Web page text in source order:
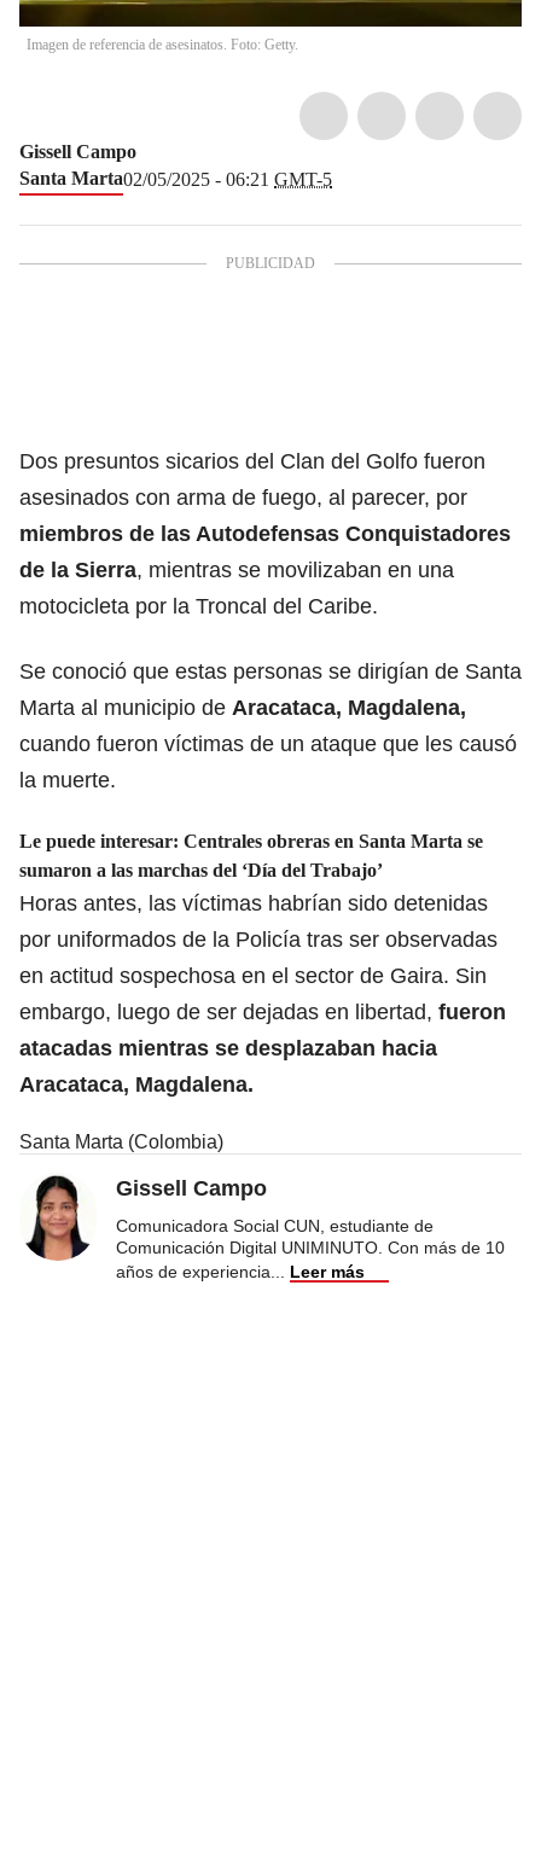
Imagen de referencia de asesinatos. Foto: Getty.
Gissell Campo
Santa Marta02/05/2025 - 06:21 GMT-5
Dos presuntos sicarios del Clan del Golfo fueron
asesinados con arma de fuego, al parecer, por
miembros de las Autodefensas Conquistadores
de la Sierra, mientras se movilizaban en una
motocicleta por la Troncal del Caribe.
Se conoció que estas personas se dirigían de Santa
Marta al municipio de Aracataca, Magdalena,
cuando fueron víctimas de un ataque que les causó
la muerte.
Le puede interesar: Centrales obreras en Santa Marta se
sumaron a las marchas del ‘Día del Trabajo’
Horas antes, las víctimas habrían sido detenidas
por uniformados de la Policía tras ser observadas
en actitud sospechosa en el sector de Gaira. Sin
embargo, luego de ser dejadas en libertad, fueron
atacadas mientras se desplazaban hacia
Aracataca, Magdalena.
Santa Marta (Colombia)
Gissell Campo
Comunicadora Social CUN, estudiante de
Comunicación Digital UNIMINUTO. Con más de 10
años de experiencia
Leer más